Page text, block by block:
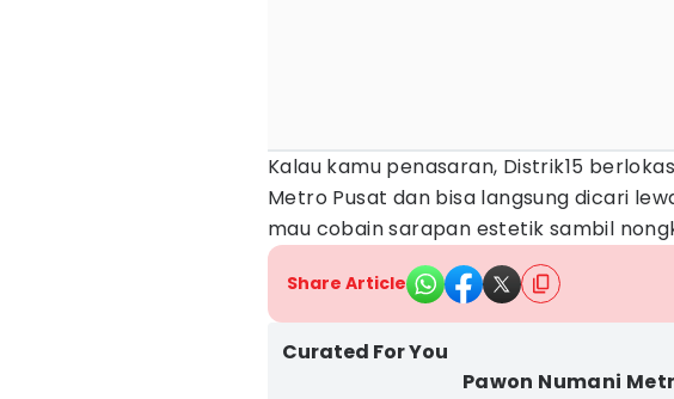
Kalau kamu penasaran, Distrik15
Metro Pusat dan bisa langsung dicari
mau cobain sarapan estetik sambil
Share Article
Curated For You
Pawon Numani